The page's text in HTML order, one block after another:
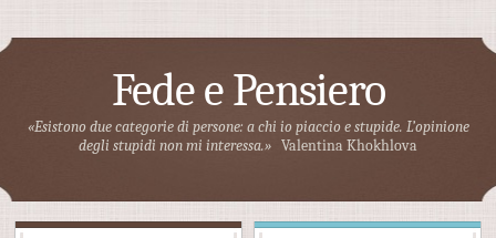
Fede e Pensiero
«Esistono due categorie di persone: a chi io piaccio e stupide. L’opinione
degli stupidi non mi interessa.» Valentina Khokhlova